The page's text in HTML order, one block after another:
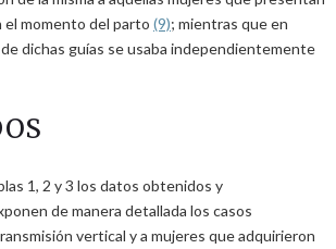
el momento del parto (9); mientras que en
dichas guías se usaba independientemente
1, 2 y 3 los datos obtenidos y
de manera detallada los casos
vertical y a mujeres que adquirieron